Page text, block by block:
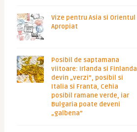
Vize pentru Asia si Orientul
Apropiat
Posibil de saptamana
viitoare: Irlanda si Finlanda
devin „verzi”, posibil si
Italia si Franta, Cehia
posibil ramane verde, iar
Bulgaria poate deveni
„galbena”